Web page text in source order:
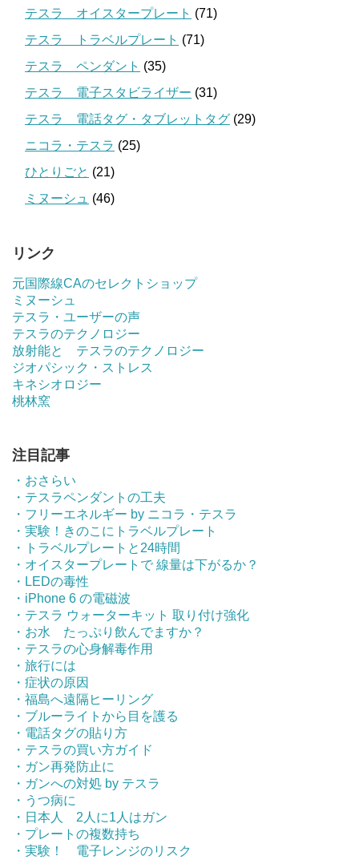
テスラ オイスタープレート (71)
テスラ トラベルプレート (71)
テスラ ペンダント (35)
テスラ 電子スタビライザー (31)
テスラ 電話タグ・タブレットタグ (29)
ニコラ・テスラ (25)
ひとりごと (21)
ミヌーシュ (46)
リンク
元国際線CAのセレクトショップ
ミヌーシュ
テスラ・ユーザーの声
テスラのテクノロジー
放射能と テスラのテクノロジー
ジオパシック・ストレス
キネシオロジー
桃林窯
注目記事
・おさらい
・テスラペンダントの工夫
・フリーエネルギー by ニコラ・テスラ
・実験！きのこにトラベルプレート
・トラベルプレートと24時間
・オイスタープレートで 線量は下がるか？
・LEDの毒性
・iPhone 6 の電磁波
・テスラ ウォーターキット 取り付け強化
・お水 たっぷり飲んでますか？
・テスラの心身解毒作用
・旅行には
・症状の原因
・福島へ遠隔ヒーリング
・ブルーライトから目を護る
・電話タグの貼り方
・テスラの買い方ガイド
・ガン再発防止に
・ガンへの対処 by テスラ
・うつ病に
・日本人 2人に1人はガン
・プレートの複数持ち
・実験！ 電子レンジのリスク